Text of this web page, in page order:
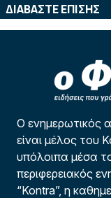
ΔΙΑΒΑΣΤΕ ΕΠΙΣΗΣ
Ο ενημερωτικός
είναι μέλος του
υπόλοιπα μέσα
περιφερειακός
“Kontra”, η